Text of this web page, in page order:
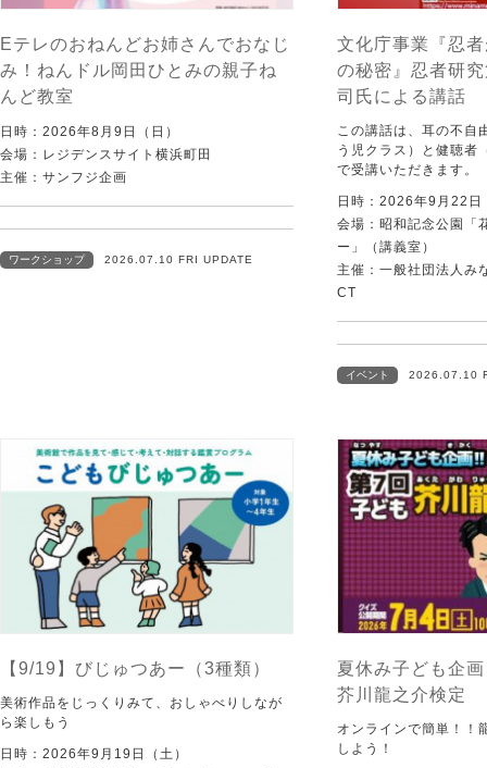
Eテレのおねんどお姉さんでおなじ
み！ねんドル岡田ひとみの親子ね
んど教室
日時：2026年8月9日（日）
会場：レジデンスサイト横浜町田
主催：サンフジ企画
ワークショップ 2026.07.10 FRI UPDATE
文化庁事業『忍
の秘密』忍者研
司氏による講話
この講話は、耳の不自
う児クラス）と健聴者
で受講いただきます。
日時：2026年9月22日
会場：昭和記念公園「
ー」（講義室）
主催：一般社団法人み
CT
イベント 2026.07.10
【9/19】びじゅつあー（3種類）
美術作品をじっくりみて、おしゃべりしなが
ら楽しもう
日時：2026年9月19日（土）
夏休み子ども企
芥川龍之介検定
オンラインで簡単！！
しよう！